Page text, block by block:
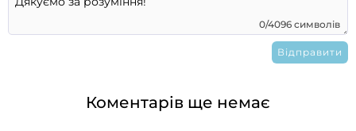
0/4096 символів
Коментарів ще немає